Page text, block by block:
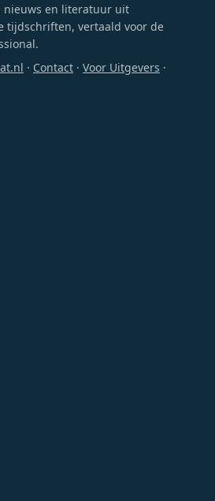
nieuws en literatuur uit
tijdschriften, vertaald voor de
· Contact · Voor Uitgevers ·